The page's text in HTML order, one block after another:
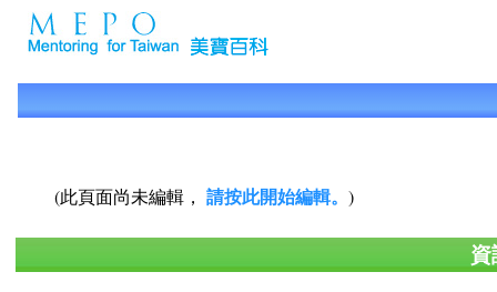
(此頁面尚未編輯， 請按此開始編輯。 )